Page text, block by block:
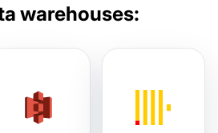
warehouses: